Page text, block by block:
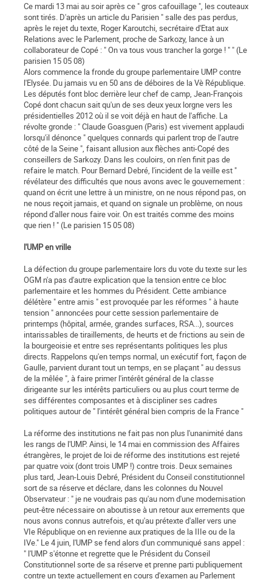
Ce mardi 13 mai au soir après ce " gros cafouillage ", les couteaux
sont tirés. D'après un article du Parisien " salle des pas perdus,
après le rejet du texte, Roger Karoutchi, secrétaire d'Etat aux
Relations avec le Parlement, proche de Sarkozy, lance à un
collaborateur de Copé : " On va tous vous trancher la gorge ! " " (Le
parisien 15 05 08)
Alors commence la fronde du groupe parlementaire UMP contre
l'Elysée. Du jamais vu en 50 ans de déboires de la Vè République.
Les députés font bloc derrière leur chef de camp, Jean-François
Copé dont chacun sait qu'un de ses deux yeux lorgne vers les
présidentielles 2012 où il se voit déjà en haut de l'affiche. La
révolte gronde : " Claude Goasguen (Paris) est vivement applaudi
lorsqu'il dénonce " quelques connards qui parlent trop de l'autre
côté de la Seine ", faisant allusion aux flèches anti-Copé des
conseillers de Sarkozy. Dans les couloirs, on n'en finit pas de
refaire le match. Pour Bernard Debré, l'incident de la veille est "
révélateur des difficultés que nous avons avec le gouvernement :
quand on écrit une lettre à un ministre, on ne nous répond pas, on
ne nous reçoit jamais, et quand on signale un problème, on nous
répond d'aller nous faire voir. On est traités comme des moins
que rien ! " (Le parisien 15 05 08)
l'UMP en vrille
La défection du groupe parlementaire lors du vote du texte sur les
OGM n'a pas d'autre explication que la tension entre ce bloc
parlementaire et les hommes du Président. Cette ambiance
délétère " entre amis " est provoquée par les réformes " à haute
tension " annoncées pour cette session parlementaire de
printemps (hôpital, armée, grandes surfaces, RSA...), sources
intarissables de tiraillements, de heurts et de frictions au sein de
la bourgeoisie et entre ses représentants politiques les plus
directs. Rappelons qu'en temps normal, un exécutif fort, façon de
Gaulle, parvient durant tout un temps, en se plaçant " au dessus
de la mêlée ", à faire primer l'intérêt général de la classe
dirigeante sur les intérêts particuliers ou au plus court terme de
ses différentes composantes et à discipliner ses cadres
politiques autour de " l'intérêt général bien compris de la France "
La réforme des institutions ne fait pas non plus l'unanimité dans
les rangs de l'UMP. Ainsi, le 14 mai en commission des Affaires
étrangères, le projet de loi de réforme des institutions est rejeté
par quatre voix (dont trois UMP !) contre trois. Deux semaines
plus tard, Jean-Louis Debré, Président du Conseil constitutionnel
sort de sa réserve et déclare, dans les colonnes du Nouvel
Observateur : " je ne voudrais pas qu'au nom d'une modernisation
peut-être nécessaire on aboutisse à un retour aux errements que
nous avons connus autrefois, et qu'au prétexte d'aller vers une
VIe République on en revienne aux pratiques de la IIIe ou de la
IVe." Le 4 juin, l'UMP se fend alors d'un communiqué sans appel :
" l'UMP s'étonne et regrette que le Président du Conseil
Constitutionnel sorte de sa réserve et prenne parti publiquement
contre un texte actuellement en cours d'examen au Parlement